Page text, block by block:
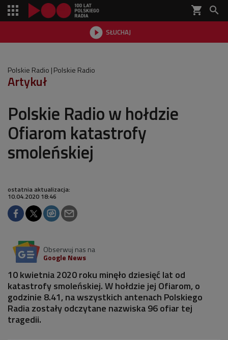
shopping_cart 
 SŁUCHAJ

Polskie Radio Polskie Radio
Artykuł
Polskie Radio w hołdzie
Ofiarom katastrofy
smoleńskiej
ostatnia aktualizacja:
10.04.2020 18:46
Obserwuj nas na
Google News
10 kwietnia 2020 roku minęło dziesięć lat od
katastrofy smoleńskiej. W hołdzie jej Ofiarom, o
godzinie 8.41, na wszystkich antenach Polskiego
Radia zostały odczytane nazwiska 96 ofiar tej
tragedii.